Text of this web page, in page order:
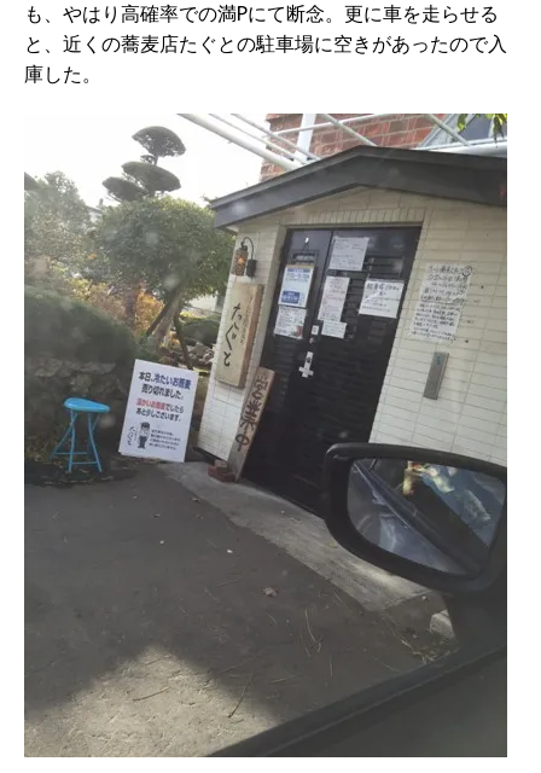
も、やはり高確率での満Pにて断念。更に車を走らせる
と、近くの蕎麦店たぐとの駐車場に空きがあったので入
庫した。